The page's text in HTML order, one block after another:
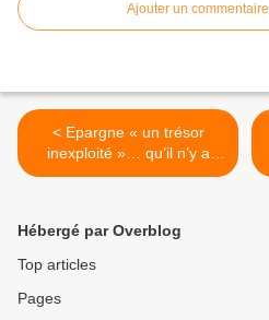
Ajouter un commentaire
< Epargne « un trésor
inexploité »… qu’il n’y a
qu’à vous voler !
Hébergé par Overblog
Top articles
Pages